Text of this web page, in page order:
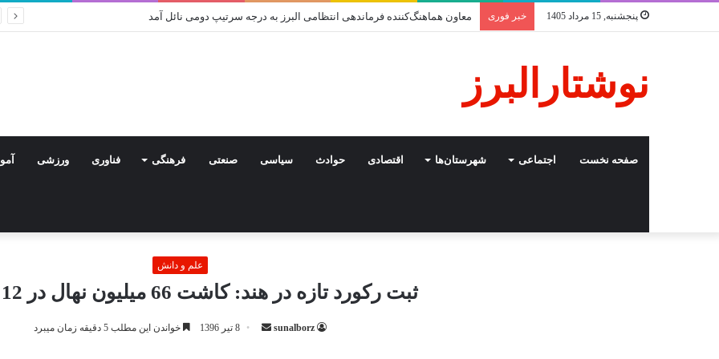
پنجشنبه, 15 مرداد 1405 خبر فوری معاون هماهنگ‌کننده فرماندهی انتظامی البرز به درجه سرتیپ دومی نائل آمد
نوشتارالبرز
صفحه نخست اجتماعی شهرستان‌ها اقتصادی حوادث سیاسی صنعتی فرهنگی فناوری ورزشی
علم و دانش
ثبت رکورد تازه در هند: کاشت 66 میلیون نهال در 12 ساعت
sunalborz
ارسال8 تیر 1396 خواندن این مطلب 5 دقیقه زمان میبرد